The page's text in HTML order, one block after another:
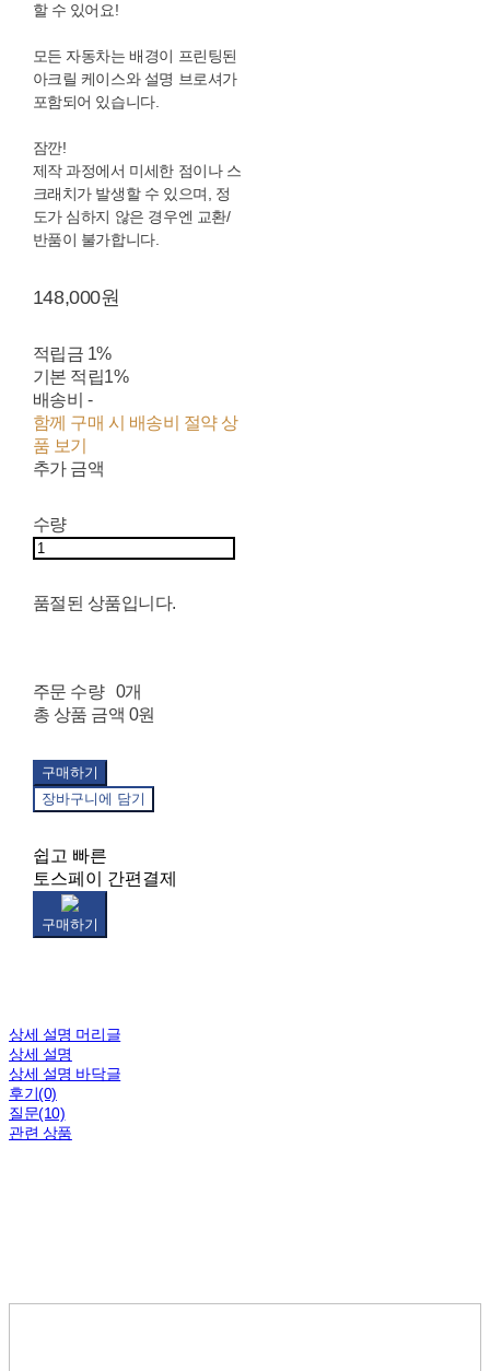
할 수 있어요!
모든 자동차는 배경이 프린팅된
아크릴 케이스와 설명 브로셔가
포함되어 있습니다.
잠깐!
제작 과정에서 미세한 점이나 스
크래치가 발생할 수 있으며, 정
도가 심하지 않은 경우엔 교환/
반품이 불가합니다.
148,000원
적립금 1%
기본 적립1%
배송비 -
함께 구매 시 배송비 절약 상
품 보기
추가 금액
수량
품절된 상품입니다.
주문 수량
0개
총 상품 금액 0원
구매하기
장바구니에 담기
쉽고 빠른
토스페이 간편결제
구매하기
상세 설명 머리글
상세 설명
상세 설명 바닥글
후기(0)
질문(10)
관련 상품